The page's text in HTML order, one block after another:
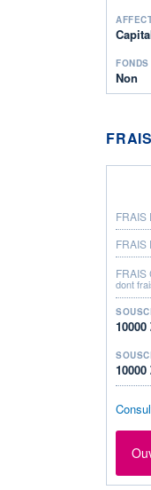
Non
FRAIS
FRAIS
FRAIS
dont
10000
10000